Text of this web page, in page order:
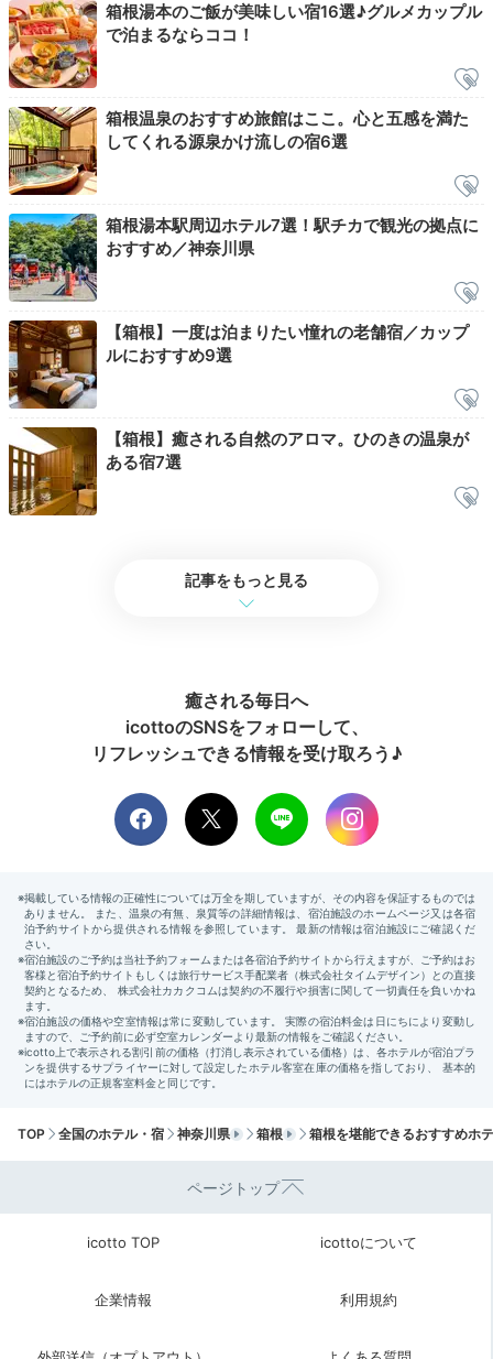
「昭和棟」と「金泉楼」の客室には檜風呂が付いてい
て、気ままに箱根の天然温泉を楽しめます。お部屋によ
っては早川のせせらぎが聴こえ、爽やかな気分に。
翌日は、お部屋で朝風呂を楽しみました。檜の香りでリラックスで
きました。
朝食一例
朝食もお部屋または食事処でいただきます。メニューは
箱根の山の幸や、駿河湾・相模湾の海の幸を使った和食
膳。朝からたっぷり食べて、元気をチャージしましょ
mirisa_travel
箱根湯本のご飯が美味しい宿16選♪グルメカップル
で泊まるならココ！
箱根温泉のおすすめ旅館はここ。心と五感を満た
してくれる源泉かけ流しの宿6選
箱根湯本駅周辺ホテル7選！駅チカで観光の拠点に
おすすめ／神奈川県
【箱根】一度は泊まりたい憧れの老舗宿／カップ
ルにおすすめ9選
【箱根】癒される自然のアロマ。ひのきの温泉が
ある宿7選
記事をもっと見る
癒される毎日へ
icottoのSNSをフォローして、
リフレッシュできる情報を受け取ろう♪
TOP 全国のホテル・宿 神奈川県 箱根 箱根を堪能できるおすすめホ
ページトップ
icotto TOP icottoについて
企業情報 利用規約